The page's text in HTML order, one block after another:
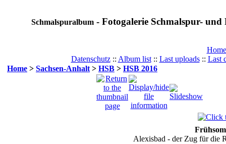
Schmalspuralbum- Fotogalerie Schmalspur-
Home
Datenschutz:: Album list:: Last uploads:: Last
Home > Sachsen-Anhalt > HSB > HSB 2016
Alexisbad - der Zug für die